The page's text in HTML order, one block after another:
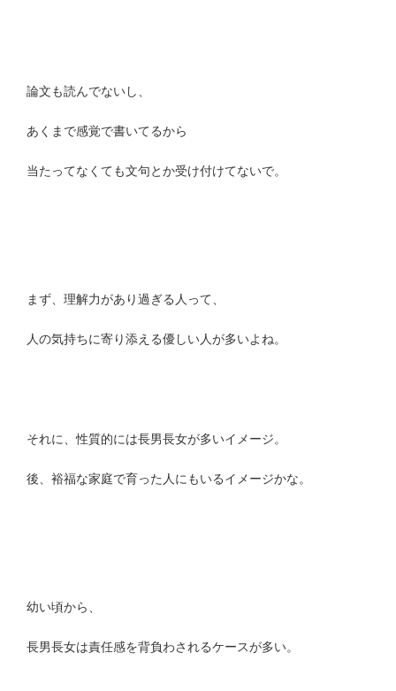
論文も読んでないし、
あくまで感覚で書いてるから
当たってなくても文句とか受け付けてないで。
まず、理解力があり過ぎる人って、
人の気持ちに寄り添える優しい人が多いよね。
それに、性質的には長男長女が多いイメージ。
後、裕福な家庭で育った人にもいるイメージかな。
幼い頃から、
長男長女は責任感を背負わされるケースが多い。